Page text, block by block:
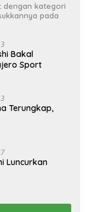
dengan kategori
pada
Bakal
Sport
Terungkap,
Luncurkan